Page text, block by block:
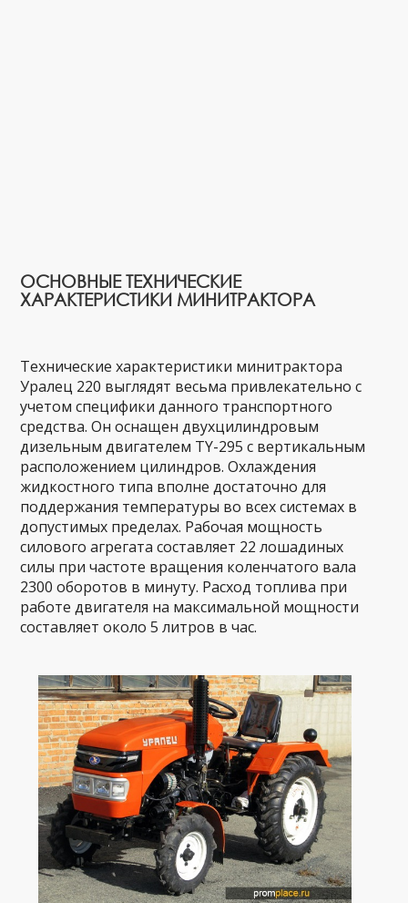
ОСНОВНЫЕ ТЕХНИЧЕСКИЕ
ХАРАКТЕРИСТИКИ МИНИТРАКТОРА
Технические характеристики минитрактора
Уралец 220 выглядят весьма привлекательно с
учетом специфики данного транспортного
средства. Он оснащен двухцилиндровым
дизельным двигателем TY-295 с вертикальным
расположением цилиндров. Охлаждения
жидкостного типа вполне достаточно для
поддержания температуры во всех системах в
допустимых пределах. Рабочая мощность
силового агрегата составляет 22 лошадиных
силы при частоте вращения коленчатого вала
2300 оборотов в минуту. Расход топлива при
работе двигателя на максимальной мощности
составляет около 5 литров в час.